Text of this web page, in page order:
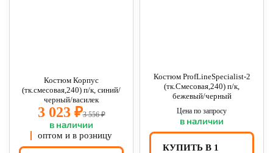
Костюм Корпус
(тк.смесовая,240) п/к, синий/
черный/василек
3 023 ₽3 556 ₽
в наличии
оптом и в розницу
Костюм ProfLineSpecialist-2
(тк.Смесовая,240) п/к,
бежевый/черный
Цена по запросу
в наличии
КУПИТЬ В 1